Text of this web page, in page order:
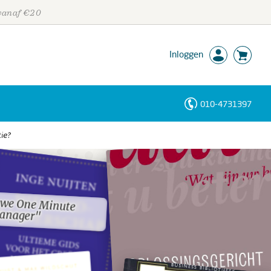
€20
Inloggen
010-4731397
One Minute
One Minute
Personen
Trefwoorden